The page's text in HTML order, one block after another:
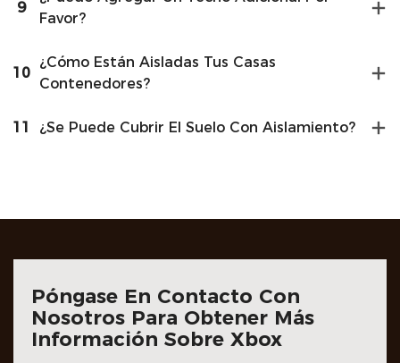
9
Favor?
10
¿Cómo Están Aisladas Tus Casas
Contenedores?
11 ¿Se Puede Cubrir El Suelo Con Aislamiento?
Póngase En Contacto Con
Nosotros Para Obtener Más
Información Sobre Xbox